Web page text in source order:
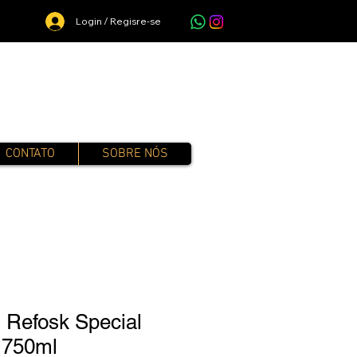
Login / Regisre-se
CONTATO SOBRE NÓS
Special